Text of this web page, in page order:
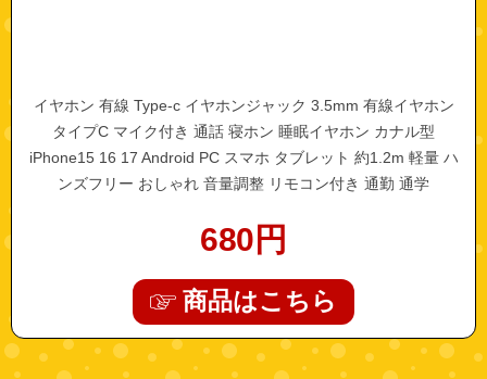
イヤホン 有線 Type-c イヤホンジャック 3.5mm 有線イヤホン
タイプC マイク付き 通話 寝ホン 睡眠イヤホン カナル型
iPhone15 16 17 Android PC スマホ タブレット 約1.2m 軽量 ハ
ンズフリー おしゃれ 音量調整 リモコン付き 通勤 通学
680 円
商品はこちら